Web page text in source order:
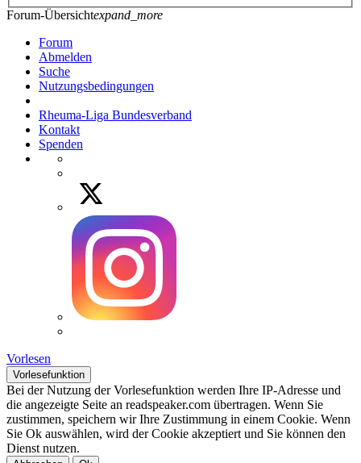
Forum-Übersichtexpand_more
Forum
Abmelden
Suche
Nutzungsbedingungen
Rheuma-Liga Bundesverband
Kontakt
Spenden
Vorlesen
Vorlesefunktion
Bei der Nutzung der Vorlesefunktion werden Ihre IP-Adresse und
die angezeigte Seite an readspeaker.com übertragen. Wenn Sie
zustimmen, speichern wir Ihre Zustimmung in einem Cookie. Wenn
Sie Ok auswählen, wird der Cookie akzeptiert und Sie können den
Dienst nutzen.